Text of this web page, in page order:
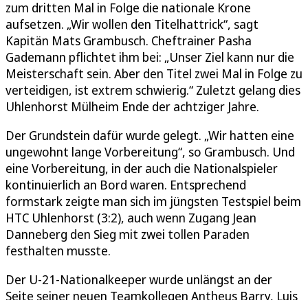
zum dritten Mal in Folge die nationale Krone
aufsetzen. „Wir wollen den Titelhattrick“, sagt
Kapitän Mats Grambusch. Cheftrainer Pasha
Gademann pflichtet ihm bei: „Unser Ziel kann nur die
Meisterschaft sein. Aber den Titel zwei Mal in Folge zu
verteidigen, ist extrem schwierig.“ Zuletzt gelang dies
Uhlenhorst Mülheim Ende der achtziger Jahre.
Der Grundstein dafür wurde gelegt. „Wir hatten eine
ungewohnt lange Vorbereitung“, so Grambusch. Und
eine Vorbereitung, in der auch die Nationalspieler
kontinuierlich an Bord waren. Entsprechend
formstark zeigte man sich im jüngsten Testspiel beim
HTC Uhlenhorst (3:2), auch wenn Zugang Jean
Danneberg den Sieg mit zwei tollen Paraden
festhalten musste.
Der U-21-Nationalkeeper wurde unlängst an der
Seite seiner neuen Teamkollegen Antheus Barry, Luis